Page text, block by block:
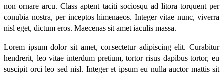
non ornare arcu. Class aptent taciti sociosqu ad litora torquent per
conubia nostra, per inceptos himenaeos. Integer vitae nunc, viverra
nisl eget, dictum eros. Maecenas sit amet iaculis massa.
Lorem ipsum dolor sit amet, consectetur adipiscing elit. Curabitur
hendrerit, leo vitae interdum pretium, tortor risus dapibus tortor, eu
suscipit orci leo sed nisl. Integer et ipsum eu nulla auctor mattis sit